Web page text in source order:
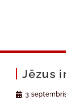
Jēzus
3